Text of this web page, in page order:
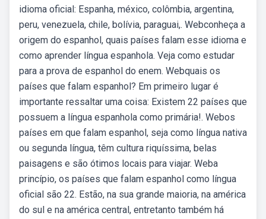
idioma oficial: Espanha, méxico, colômbia, argentina,
peru, venezuela, chile, bolívia, paraguai,. Webconheça a
origem do espanhol, quais países falam esse idioma e
como aprender língua espanhola. Veja como estudar
para a prova de espanhol do enem. Webquais os
países que falam espanhol? Em primeiro lugar é
importante ressaltar uma coisa: Existem 22 países que
possuem a língua espanhola como primária!. Webos
países em que falam espanhol, seja como língua nativa
ou segunda língua, têm cultura riquíssima, belas
paisagens e são ótimos locais para viajar. Weba
princípio, os países que falam espanhol como língua
oficial são 22. Estão, na sua grande maioria, na américa
do sul e na américa central, entretanto também há